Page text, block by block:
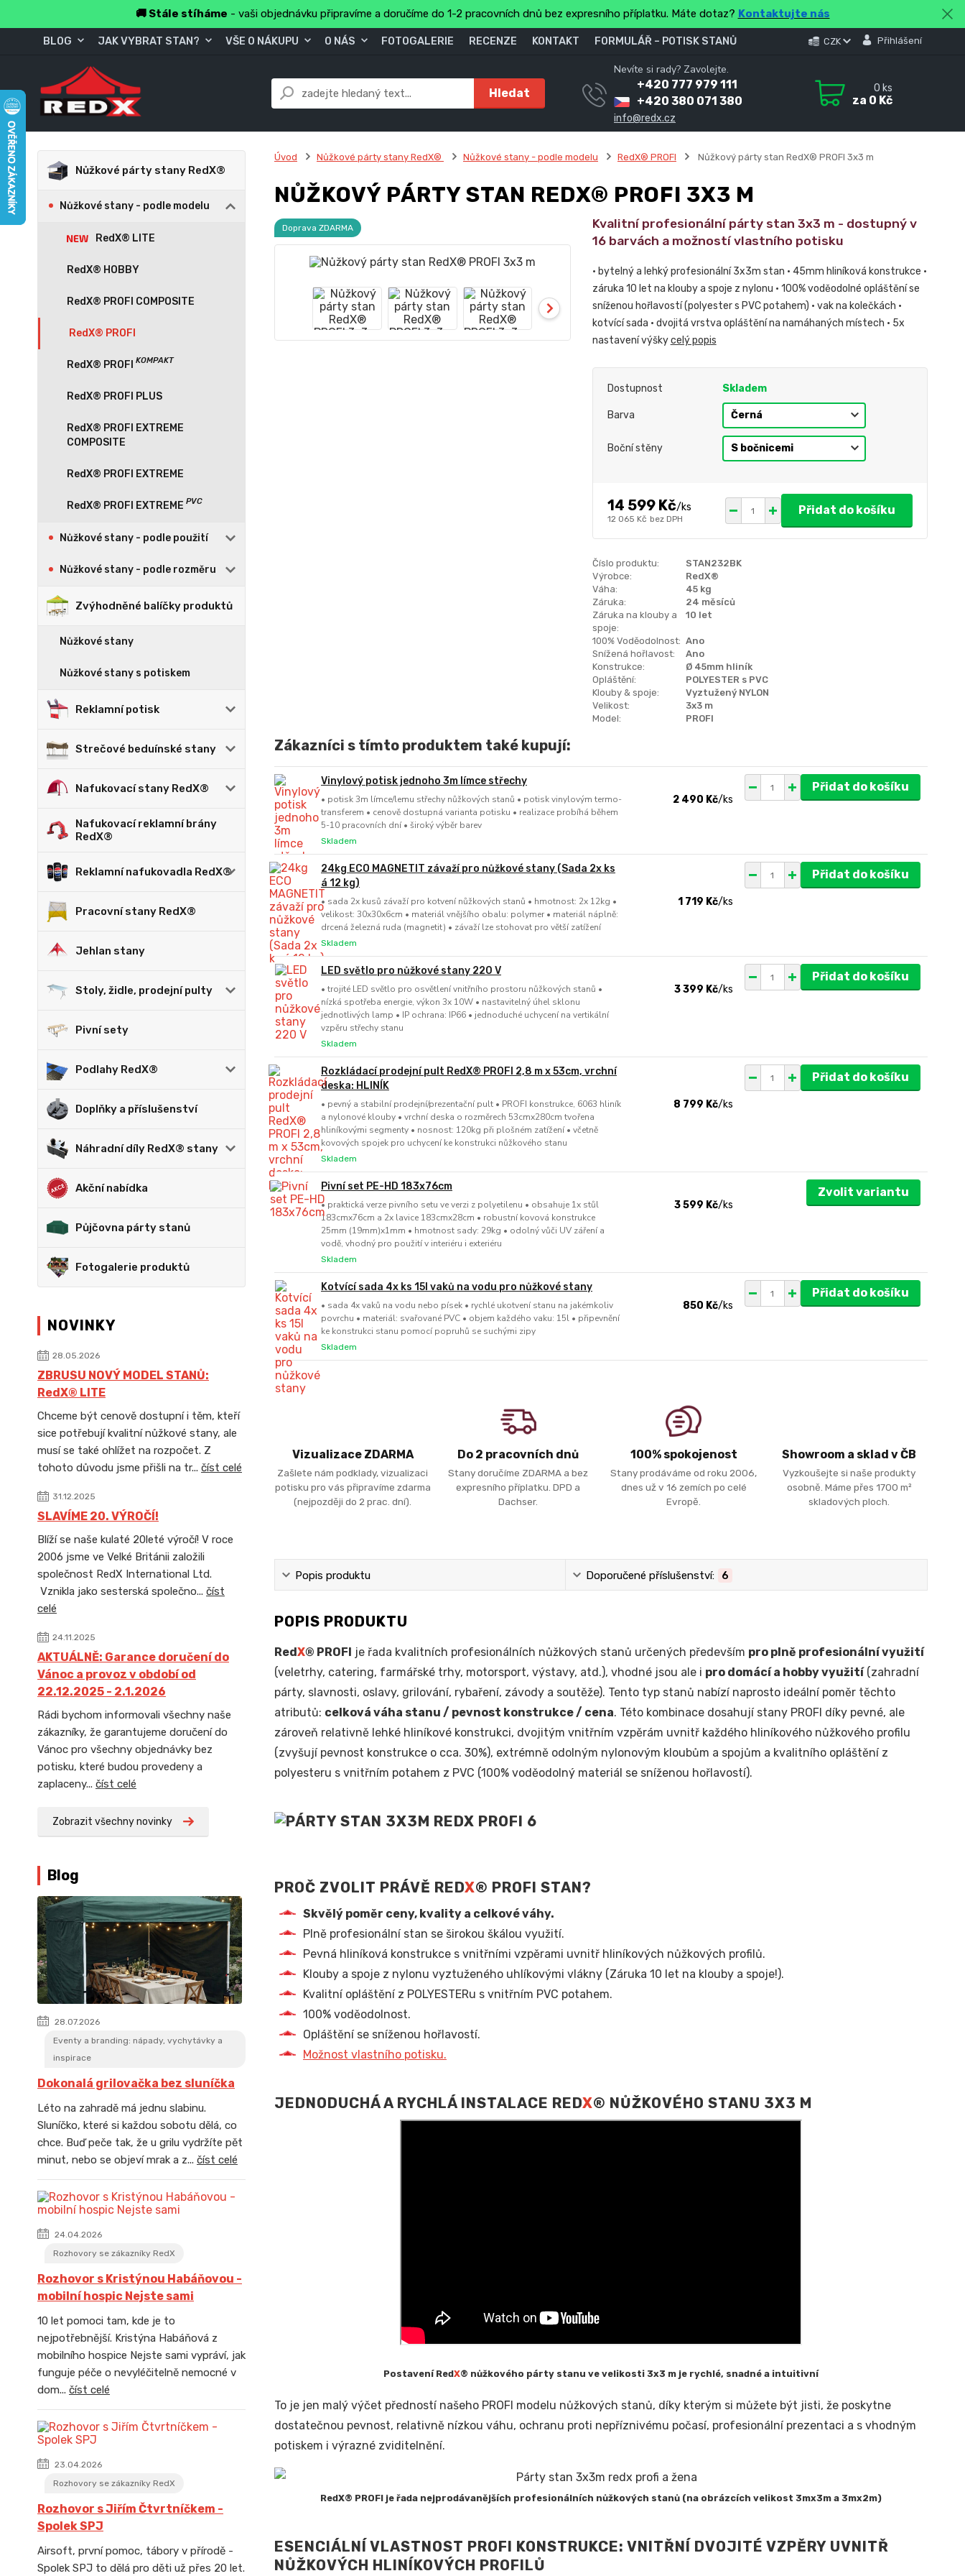
🚚 Stále stíháme - vaši objednávku připravíme a doručíme do 1-2 pracovních dnů bez expresního příplatku. Máte dotaz? Kontaktujte nás
BLOG JAK VYBRAT STAN? VŠE O NÁKUPU O NÁS FOTOGALERIE RECENZE KONTAKT FORMULÁŘ – POTISK STANŮ CZK Přihlášení
Hledat
Nevíte si rady? Zavolejte.
+420 777 979 111
+420 380 071 380
info@redx.cz
0 ks
za 0 Kč
Nůžkové párty stany RedX®
Nůžkové stany - podle modelu
RedX® LITE
RedX® HOBBY
RedX® PROFI COMPOSITE
RedX® PROFI
RedX® PROFI PLUS
RedX® PROFI EXTREME
COMPOSITE
RedX® PROFI EXTREME
Nůžkové stany - podle použití
Nůžkové stany - podle rozměru
Zvýhodněné balíčky produktů
Nůžkové stany
Nůžkové stany s potiskem
Reklamní potisk
Strečové beduínské stany
Nafukovací stany RedX®
Nafukovací reklamní brány
RedX®
Reklamní nafukovadla RedX®
Pracovní stany RedX®
Jehlan stany
Stoly, židle, prodejní pulty
Pivní sety
Podlahy RedX®
Doplňky a příslušenství
Náhradní díly RedX® stany
Akční nabídka
Půjčovna párty stanů
Fotogalerie produktů
NOVINKY
28.05.2026
ZBRUSU NOVÝ MODEL STANŮ:
RedX® LITE
Chceme být cenově dostupní i těm, kteří
sice potřebují kvalitní nůžkové stany, ale
musí se také ohlížet na rozpočet. Z
tohoto důvodu jsme přišli na tr... číst celé
31.12.2025
SLAVÍME 20. VÝROČÍ!
Blíží se naše kulaté 20leté výročí! V roce
2006 jsme ve Velké Británii založili
společnost RedX International Ltd.
Vznikla jako sesterská společno... číst
celé
24.11.2025
AKTUÁLNĚ: Garance doručení do
Vánoc a provoz v období od
22.12.2025 - 2.1.2026
Rádi bychom informovali všechny naše
zákazníky, že garantujeme doručení do
Vánoc pro všechny objednávky bez
potisku, které budou provedeny a
zaplaceny... číst celé
Zobrazit všechny novinky
Blog
28.07.2026
Eventy a branding: nápady, vychytávky a
inspirace
Dokonalá grilovačka bez sluníčka
Léto na zahradě má jednu slabinu.
Sluníčko, které si každou sobotu dělá, co
chce. Buď peče tak, že u grilu vydržíte pět
minut, nebo se objeví mrak a z... číst celé
24.04.2026
Rozhovory se zákazníky RedX
Rozhovor s Kristýnou Habáňovou -
mobilní hospic Nejste sami
10 let pomoci tam, kde je to
nejpotřebnější. Kristýna Habáňová z
mobilního hospice Nejste sami vypráví, jak
funguje péče o nevyléčitelně nemocné v
dom... číst celé
23.04.2026
Rozhovory se zákazníky RedX
Rozhovor s Jiřím Čtvrtníčkem -
Spolek SPJ
Airsoft, první pomoc, tábory v přírodě -
Spolek SPJ to dělá pro děti už přes 20 let.
Úvod Nůžkové párty stany RedX® Nůžkové stany - podle modelu RedX® PROFI Nůžkový párty stan RedX® PROFI 3x3 m
NŮŽKOVÝ PÁRTY STAN REDX® PROFI 3X3 M
Doprava ZDARMA
Kvalitní profesionální párty stan 3x3 m - dostupný v
16 barvách a možností vlastního potisku
• bytelný a lehký profesionální 3x3m stan • 45mm hliníková konstrukce •
záruka 10 let na klouby a spoje z nylonu • 100% voděodolné opláštění se
sníženou hořlavostí (polyester s PVC potahem) • vak na kolečkách •
kotvící sada • dvojitá vrstva opláštění na namáhaných místech • 5x
nastavení výškycelý popis
Dostupnost Skladem
Barva
Boční stěny
14 599 Kč/ks
12 065 Kč bez DPH
Přidat do košíku
Číslo produktu:
STAN232BK
Výrobce:
RedX®
Váha:
45 kg
Záruka:
24 měsíců
Záruka na klouby a
spoje:
10 let
100% Voděodolnost: Ano
Snížená hořlavost:
Ano
Konstrukce:
Ø 45mm hliník
Opláštění:
POLYESTER s PVC
Klouby & spoje:
Vyztužený NYLON
Velikost:
3x3 m
Model:
PROFI
Zákazníci s tímto produktem také kupují:
Vinylový potisk jednoho 3m límce střechy
• potisk 3m límce/lemu střechy nůžkových stanů • potisk vinylovým termo-
transferem • cenově dostupná varianta potisku • realizace probíhá během
5-10 pracovních dní • široký výběr barev
2 490 Kč/ks
Skladem
Přidat do košíku
24kg ECO MAGNETIT závaží pro nůžkové stany (Sada 2x ks
á 12 kg)
• sada 2x kusů závaží pro kotvení nůžkových stanů • hmotnost: 2x 12kg •
velikost: 30x30x6cm • materiál vnějšího obalu: polymer • materiál náplně:
drcená železná ruda (magnetit) • závaží lze stohovat pro větší zatížení
1 719 Kč/ks
Skladem
Přidat do košíku
LED světlo pro nůžkové stany 220 V
• trojité LED světlo pro osvětlení vnitřního prostoru nůžkových stanů •
nízká spotřeba energie, výkon 3x 10W • nastavitelný úhel sklonu
jednotlivých lamp • IP ochrana: IP66 • jednoduché uchycení na vertikální
vzpěru střechy stanu
3 399 Kč/ks
Skladem
Přidat do košíku
Rozkládací prodejní pult RedX® PROFI 2,8 m x 53cm, vrchní
deska: HLINÍK
• pevný a stabilní prodejní/prezentační pult • PROFI konstrukce, 6063 hliník
a nylonové klouby • vrchní deska o rozměrech 53cmx280cm tvořena
hliníkovými segmenty • nosnost: 120kg při plošném zatížení • včetně
kovových spojek pro uchycení ke konstrukci nůžkového stanu
8 799 Kč/ks
Skladem
Přidat do košíku
Pivní set PE-HD 183x76cm
• praktická verze pivního setu ve verzi z polyetilenu • obsahuje 1x stůl
183cmx76cm a 2x lavice 183cmx28cm • robustní kovová konstrukce
25mm (19mm)x1mm • hmotnost sady: 29kg • odolný vůči UV záření a
vodě, vhodný pro použití v interiéru i exteriéru
3 599 Kč/ks
Skladem
Zvolit variantu
Kotvící sada 4x ks 15l vaků na vodu pro nůžkové stany
• sada 4x vaků na vodu nebo písek • rychlé ukotvení stanu na jakémkoliv
povrchu • materiál: svařované PVC • objem každého vaku: 15l • připevnění
ke konstrukci stanu pomocí popruhů se suchými zipy
850 Kč/ks
Skladem
Přidat do košíku
Vizualizace ZDARMA
Zašlete nám podklady, vizualizaci
potisku pro vás připravíme zdarma
(nejpozději do 2 prac. dní).
Do 2 pracovních dnů
Stany doručíme ZDARMA a bez
expresního příplatku. DPD a
Dachser.
100% spokojenost
Stany prodáváme od roku 2006,
dnes už v 16 zemích po celé
Evropě.
Showroom a sklad v ČB
Vyzkoušejte si naše produkty
osobně. Máme přes 1700 m²
skladových ploch.
Popis produktu Doporučené příslušenství: 6
POPIS PRODUKTU
RedX® PROFI je řada kvalitních profesionálních nůžkových stanů určených především pro plně profesionální využití
(veletrhy, catering, farmářské trhy, motorsport, výstavy, atd.), vhodné jsou ale i pro domácí a hobby využití(zahradní
párty, slavnosti, oslavy, grilování, rybaření, závody a soutěže). Tento typ stanů nabízí naprosto ideální poměr těchto
atributů: celková váha stanu / pevnost konstrukce / cena. Této kombinace dosahují stany PROFI díky pevné, ale
zároveň relativně lehké hliníkové konstrukci, dvojitým vnitřním vzpěrám uvnitř každého hliníkového nůžkového profilu
(zvyšují pevnost konstrukce o cca. 30%), extrémně odolným nylonovým kloubům a spojům a kvalitního opláštění z
polyesteru s vnitřním potahem z PVC (100% voděodolný materiál se sníženou hořlavostí).
PROČ ZVOLIT PRÁVĚ REDX® PROFI STAN?
Skvělý poměr ceny, kvality a celkové váhy.
Plně profesionální stan se širokou škálou využití.
Pevná hliníková konstrukce s vnitřními vzpěrami uvnitř hliníkových nůžkových profilů.
Klouby a spoje z nylonu vyztuženého uhlíkovými vlákny (Záruka 10 let na klouby a spoje!).
Kvalitní opláštění z POLYESTERu s vnitřním PVC potahem.
100% voděodolnost.
Opláštění se sníženou hořlavostí.
Možnost vlastního potisku.
JEDNODUCHÁ A RYCHLÁ INSTALACE REDX® NŮŽKOVÉHO STANU 3X3 M
Postavení RedX® nůžkového párty stanu ve velikosti 3x3 m je rychlé, snadné a intuitivní
To je jen malý výčet předností našeho PROFI modelu nůžkových stanů, díky kterým si můžete být jisti, že poskytne
dostatečnou pevnost, relativně nízkou váhu, ochranu proti nepříznivému počasí, profesionální prezentaci a s vhodným
potiskem i výrazné zviditelnění.
RedX® PROFI je řada nejprodávanějších profesionálních nůžkových stanů (na obrázcích velikost 3mx3m a 3mx2m)
ESENCIÁLNÍ VLASTNOST PROFI KONSTRUKCE: VNITŘNÍ DVOJITÉ VZPĚRY UVNITŘ
NŮŽKOVÝCH HLINÍKOVÝCH PROFILŮ